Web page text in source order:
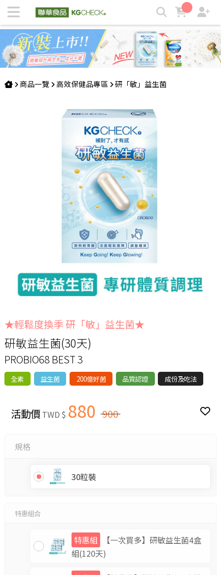
成人益生菌推薦,調整體質首選益生菌 | KGCHECK聯華食品生
商品一覽 高效保健品專區 研「敏」益生菌
★輕鬆度換季 研「敏」益生菌★
研敏益生菌(30天)
PROBIO68 BEST 3
全素 益生菌 200億好菌 品質認證 成份及吃法
活動價TWD $ 880 900
規格
30粒裝
特惠組合
特惠組
【一次買多】研敏益生菌4盒
組(120天)